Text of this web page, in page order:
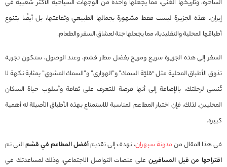
الساحرة، وتاريخها الغني، مما يجعلها واحدة من الوجهات السياحية الأكثر شعبية في
إيران. هذه الجزيرة ليست فقط مشهورة بجمالها الطبيعي وثقافتها، بل أيضًا بتنوع
أطباقها المحلية والتقليدية، مما يجعلها جنة لعشاق السفر والطعام.
السفر إلى هذه الجزيرة سريع ومريح بفضل مطار قشم، وعند الوصول، ستكون تجربة
تذوق الأطباق المحلية مثل “قليّة السمك” و”الهواري” و”السمك المشوي” بمثابة نكهة لا
تُنسى لرحلتك، بالإضافة إلى أنها فرصة للتعرف على ثقافة وأسلوب حياة السكان
المحليين. لذلك، فإن اختيار المطاعم المناسبة للاستمتاع بهذه الأطباق الأصيلة له أهمية
كبيرة.
في هذا المقال منمدونة سبهران، نهدف إلى تقديمأفضل المطاعم في قشمالتي تم
اقتراحها من قبل المسافرين على منصات التواصل الاجتماعي، وذلك لمساعدتك في